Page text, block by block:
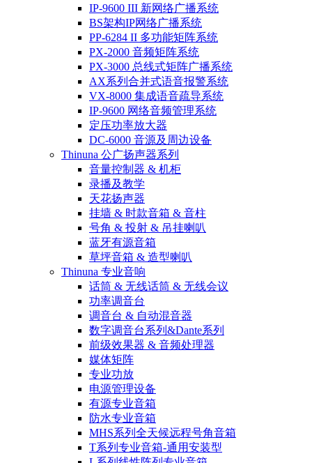
IP-9600 III 新网络广播系统
BS架构IP网络广播系统
PP-6284 II 多功能矩阵系统
PX-2000 音频矩阵系统
PX-3000 总线式矩阵广播系统
AX系列合并式语音报警系统
VX-8000 集成语音疏导系统
IP-9600 网络音频管理系统
定压功率放大器
DC-6000 音源及周边设备
Thinuna 公广扬声器系列
音量控制器 & 机柜
录播及教学
天花扬声器
挂墙 & 时款音箱 & 音柱
号角 & 投射 & 吊挂喇叭
蓝牙有源音箱
草坪音箱 & 造型喇叭
Thinuna 专业音响
话筒 & 无线话筒 & 无线会议
功率调音台
调音台 & 自动混音器
数字调音台系列&Dante系列
前级效果器 & 音频处理器
媒体矩阵
专业功放
电源管理设备
有源专业音箱
防水专业音箱
MHS系列全天候远程号角音箱
T系列专业音箱-通用安装型